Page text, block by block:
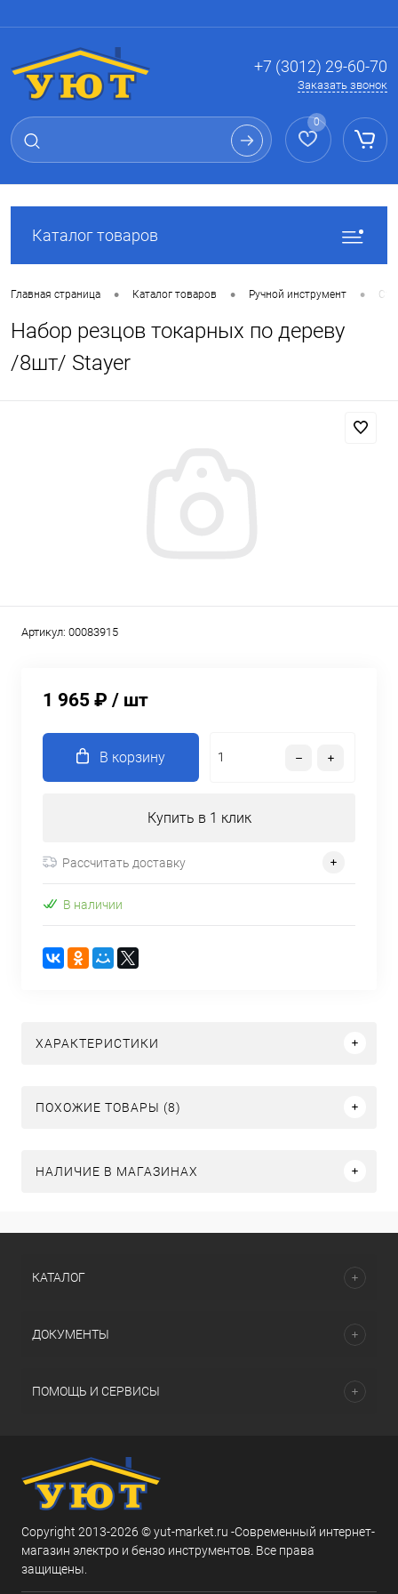
+7 (3012) 29-60-70
Заказать звонок
0
Каталог товаров
Главная страница • Каталог товаров • Ручной инструмент •
Набор резцов токарных по дереву
/8шт/ Stayer
Артикул: 00083915
1 965 ₽ / шт
В корзину
Купить в 1 клик
Рассчитать доставку
В наличии
ХАРАКТЕРИСТИКИ
ПОХОЖИЕ ТОВАРЫ (8)
НАЛИЧИЕ В МАГАЗИНАХ
КАТАЛОГ
ДОКУМЕНТЫ
ПОМОЩЬ И СЕРВИСЫ
Copyright 2013-2026 © yut-market.ru -Современный интернет-
магазин электро и бензо инструментов. Все права
защищены.